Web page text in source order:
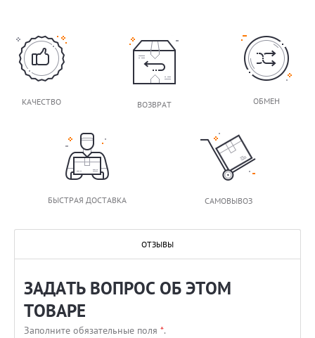
КАЧЕСТВО ВОЗВРАТ ОБМЕН
БЫСТРАЯ ДОСТАВКА САМОВЫВОЗ
ОТЗЫВЫ
ЗАДАТЬ ВОПРОС ОБ ЭТОМ
ТОВАРЕ
Заполните обязательные поля *.